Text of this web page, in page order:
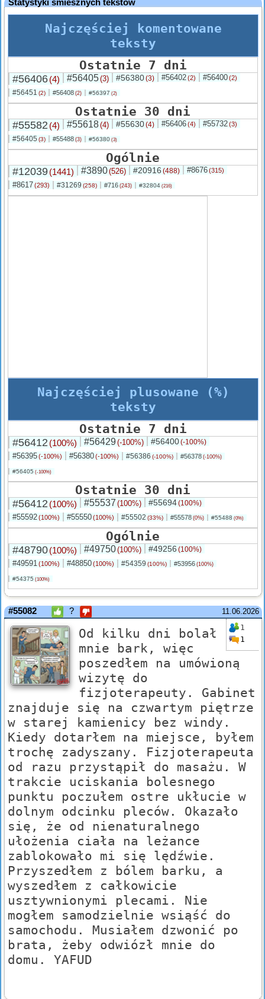
Statystyki śmiesznych tekstów
Najczęściej komentowane
teksty
Ostatnie 7 dni
#56406(4) #56405(3) #56380(3) #56402(2) #56400(2)
#56451 (2) #56408 (2) #56397 (2)
Ostatnie 30 dni
#55582 (4) #55618(4) #55630(4) #56406(4) #55732(3)
#56405 (3) #55488 (3) #56380 (3)
Ogólnie
#12039(1441) #3890(526) #20916 (488) #8676(315)
#8617(293) #31269 (258) #716 (243) #32804 (216)
Najczęściej plusowane (%)
teksty
Ostatnie 7 dni
#56412 (100%) #56429(-100%) #56400(-100%)
#56395(-100%) #56380(-100%) #56386 (-100%) #56378 (-100%)
#56405 (-100%)
Ostatnie 30 dni
#56412 (100%) #55537 (100%) #55694(100%)
#55592(100%) #55550(100%) #55502 (33%) #55578 (0%) #55488 (0%)
Ogólnie
#48790(100%) #49750(100%) #49256 (100%)
#49591(100%) #48850(100%) #54359 (100%) #53956 (100%)
#54375 (100%)
11.06.2026
#55082 ?
1
1
Od kilku dni bolał
mnie bark, więc
poszedłem na umówioną
wizytę do
fizjoterapeuty. Gabinet
znajduje się na czwartym piętrze
w starej kamienicy bez windy.
Kiedy dotarłem na miejsce, byłem
trochę zadyszany. Fizjoterapeuta
od razu przystąpił do masażu. W
trakcie uciskania bolesnego
punktu poczułem ostre ukłucie w
dolnym odcinku pleców. Okazało
się, że od nienaturalnego
ułożenia ciała na leżance
zablokowało mi się lędźwie.
Przyszedłem z bólem barku, a
wyszedłem z całkowicie
usztywnionymi plecami. Nie
mogłem samodzielnie wsiąść do
samochodu. Musiałem dzwonić po
brata, żeby odwiózł mnie do
domu. YAFUD